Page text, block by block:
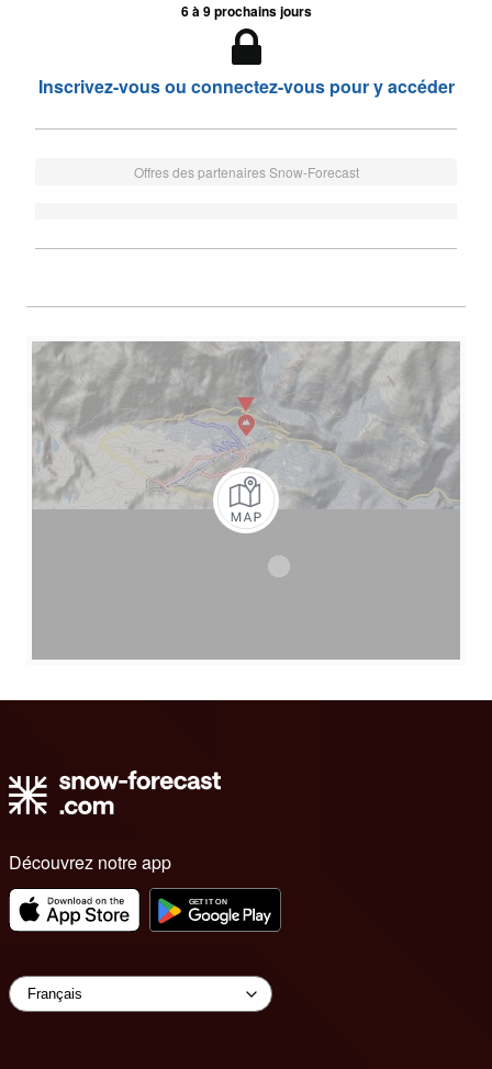
6 à 9 prochains jours
Inscrivez-vous ou connectez-vous pour y accéder
Offres des partenaires Snow-Forecast
Découvrez notre app